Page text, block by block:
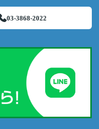
03-3868-2022